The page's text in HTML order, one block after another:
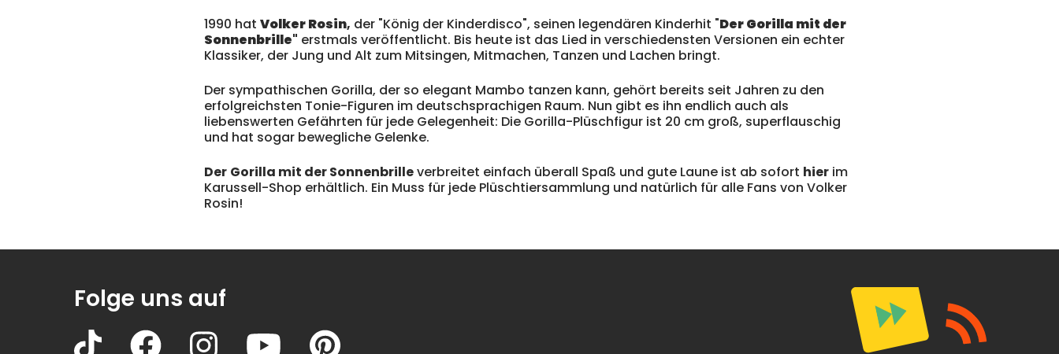
1990 hat Volker Rosin, der "König der Kinderdisco", seinen legendären Kinderhit "Der Gorilla mit der
Sonnenbrille" erstmals veröffentlicht. Bis heute ist das Lied in verschiedensten Versionen ein echter
Klassiker, der Jung und Alt zum Mitsingen, Mitmachen, Tanzen und Lachen bringt.
Der sympathischen Gorilla, der so elegant Mambo tanzen kann, gehört bereits seit Jahren zu den
erfolgreichsten Tonie-Figuren im deutschsprachigen Raum. Nun gibt es ihn endlich auch als
liebenswerten Gefährten für jede Gelegenheit: Die Gorilla-Plüschfigur ist 20 cm groß, superflauschig
und hat sogar bewegliche Gelenke.
Der Gorilla mit der Sonnenbrilleverbreitet einfach überall Spaß und gute Laune ist ab sofort hier im
Karussell-Shop erhältlich. Ein Muss für jede Plüschtiersammlung und natürlich für alle Fans von Volker
Rosin!
Folge uns auf